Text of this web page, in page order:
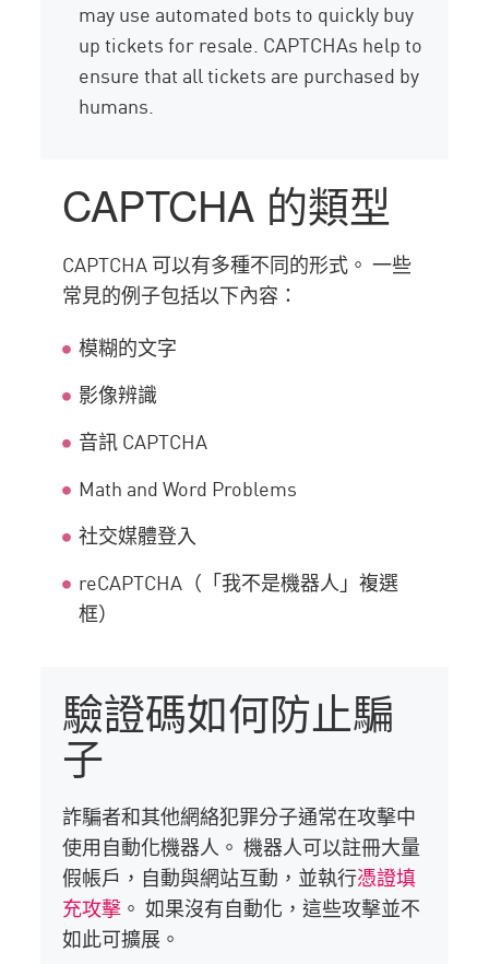
may use automated bots to quickly buy
up tickets for resale. CAPTCHAs help to
ensure that all tickets are purchased by
humans.
CAPTCHA 的類型
CAPTCHA 可以有多種不同的形式。 一些
常見的例子包括以下內容：
模糊的文字
影像辨識
音訊 CAPTCHA
Math and Word Problems
社交媒體登入
reCAPTCHA（「我不是機器人」複選
框）
驗證碼如何防止騙
子
詐騙者和其他網絡犯罪分子通常在攻擊中
使用自動化機器人。 機器人可以註冊大量
假帳戶，自動與網站互動，並執行憑證填
充攻擊 。 如果沒有自動化，這些攻擊並不
如此可擴展。